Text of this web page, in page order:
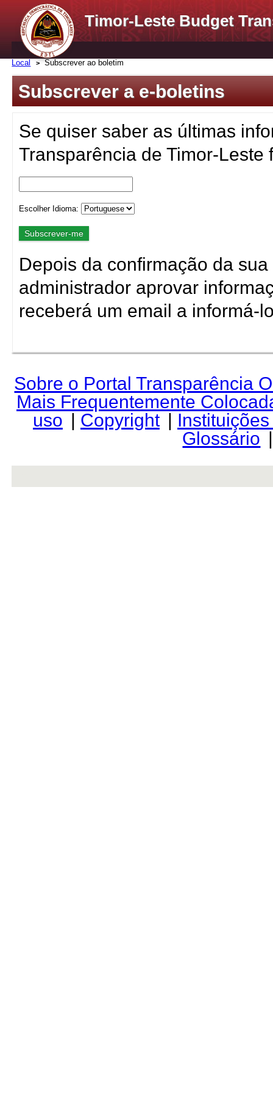
Timor-Leste Budget
Local Subscrever ao boletim
Subscrever a e-boletins
Se quiser saber as últimas
Transparência de Timor-Leste
Escolher Idioma:
Depois da confirmação da
administrador aprovar
receberá um email a informá-
Sobre o Portal Transparência
Mais Frequentemente
uso | Copyright |
Glossário